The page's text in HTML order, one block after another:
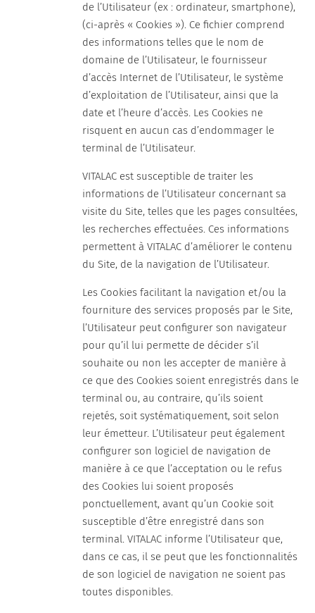
de l’Utilisateur (ex : ordinateur, smartphone),
(ci-après « Cookies »). Ce fichier comprend
des informations telles que le nom de
domaine de l’Utilisateur, le fournisseur
d’accès Internet de l’Utilisateur, le système
d’exploitation de l’Utilisateur, ainsi que la
date et l’heure d’accès. Les Cookies ne
risquent en aucun cas d’endommager le
terminal de l’Utilisateur.
VITALAC est susceptible de traiter les
informations de l’Utilisateur concernant sa
visite du Site, telles que les pages consultées,
les recherches effectuées. Ces informations
permettent à VITALAC d’améliorer le contenu
du Site, de la navigation de l’Utilisateur.
Les Cookies facilitant la navigation et/ou la
fourniture des services proposés par le Site,
l’Utilisateur peut configurer son navigateur
pour qu’il lui permette de décider s’il
souhaite ou non les accepter de manière à
ce que des Cookies soient enregistrés dans le
terminal ou, au contraire, qu’ils soient
rejetés, soit systématiquement, soit selon
leur émetteur. L’Utilisateur peut également
configurer son logiciel de navigation de
manière à ce que l’acceptation ou le refus
des Cookies lui soient proposés
ponctuellement, avant qu’un Cookie soit
susceptible d’être enregistré dans son
terminal. VITALAC informe l’Utilisateur que,
dans ce cas, il se peut que les fonctionnalités
de son logiciel de navigation ne soient pas
toutes disponibles.